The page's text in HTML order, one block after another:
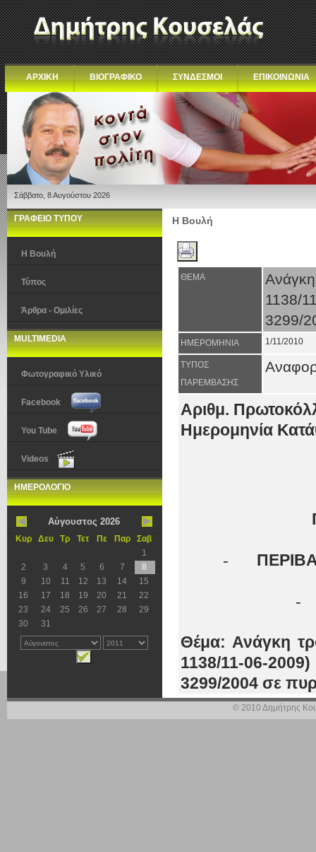
ΑΡΧΙΚΗ ΒΙΟΓΡΑΦΙΚΟ ΣΥΝΔΕΣΜΟΙ ΕΠΙΚΟΙΝΩΝΙΑ
Σάββατο, 8 Αυγούστου 2026
ΓΡΑΦΕΙΟ ΤΥΠΟΥ
Η Βουλή
Τύπος
Άρθρα - Ομιλίες
MULTIMEDIA
Φωτογραφικό Υλικό
Facebook
You Tube
Videos
ΗΜΕΡΟΛΟΓΙΟ
Αύγουστος 2026
Κυρ Δευ Τρ Τετ Πε Παρ
Σαβ
1
2
3 4 5 6 7
8
9
10 11 12 13 14
15
16
17 18 19 20 21
22
23
24 25 26 27 28
29
30
31
Η Βουλή
ΘΕΜΑ
1138/
3299/
ΗΜΕΡΟΜΗΝΙΑ 1/11/2010
ΤΥΠΟΣ
ΠΑΡΕΜΒΑΣΗΣ
Αριθμ.
Ημερομηνία
-
-
Θέμα: Ανάγκη
1138/11-06-
3299/2004 σε
Σας διαβιβάζω
© 2010 Δημήτρης